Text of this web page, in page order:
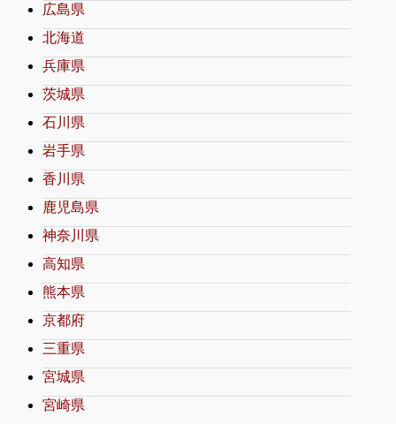
広島県
北海道
兵庫県
茨城県
石川県
岩手県
香川県
鹿児島県
神奈川県
高知県
熊本県
京都府
三重県
宮城県
宮崎県